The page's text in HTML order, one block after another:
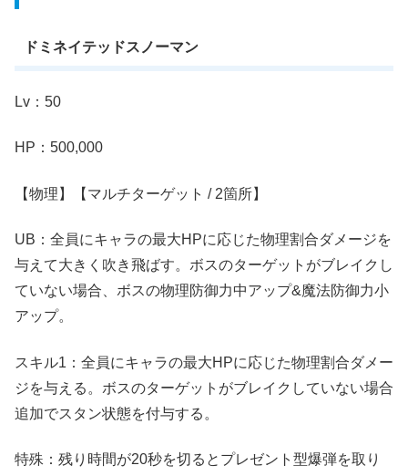
ドミネイテッドスノーマン
Lv：50
HP：500,000
【物理】【マルチターゲット / 2箇所】
UB：全員にキャラの最大HPに応じた物理割合ダメージを
与えて大きく吹き飛ばす。ボスのターゲットがブレイクし
ていない場合、ボスの物理防御力中アップ&魔法防御力小
アップ。
スキル1：全員にキャラの最大HPに応じた物理割合ダメー
ジを与える。ボスのターゲットがブレイクしていない場合
追加でスタン状態を付与する。
特殊：残り時間が20秒を切るとプレゼント型爆弾を取り